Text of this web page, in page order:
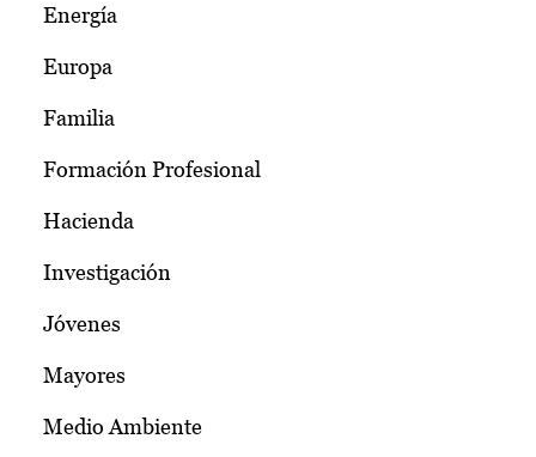
Energía
Europa
Familia
Formación Profesional
Hacienda
Investigación
Jóvenes
Mayores
Medio Ambiente